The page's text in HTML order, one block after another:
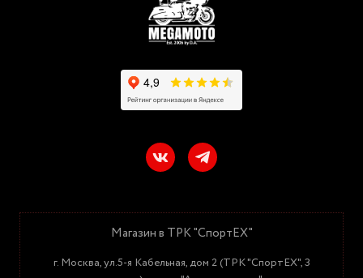
Магазин в ТРК "СпортЕХ"
г. Москва, ул.5-я Кабельная, дом 2 (ТРК "СпортЕХ", 3